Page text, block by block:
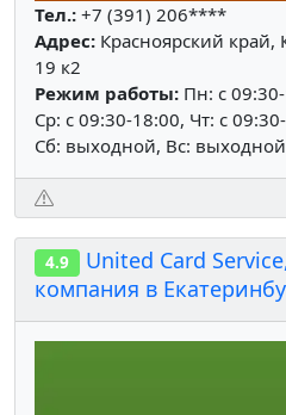
Тел.: +7 (391) 206****
Адрес: Красноярский край,
19 к2
Режим работы: Пн: c
Ср: c 09:30-18:00, Чт: c
Сб: выходной, Вс: выходной
4.9
United Card
компания в